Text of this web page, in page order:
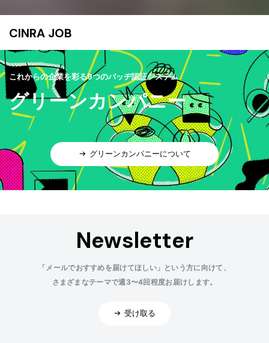
CINRA JOB
これからの企業を彩る9つのバッヂ認証システム
グリーンカンパニー
グリーンカンパニーについて
Newsletter
「メールでおすすめを届けてほしい」という方に向けて、
さまざまなテーマで週3〜4回程度お届けします。
受け取る